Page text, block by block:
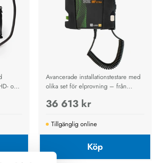
och
Avancerade installationstestare med
olika set för elprovning – från
proffslösningar
36 613 kr
Tillgänglig online
Köp